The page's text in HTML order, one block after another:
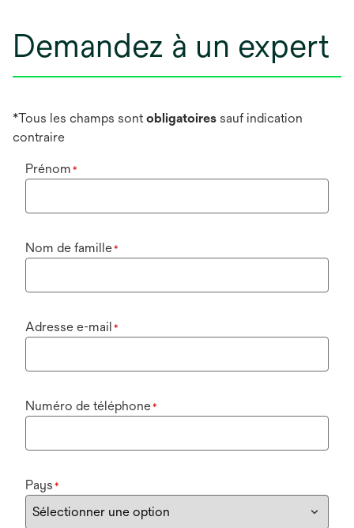
Demandez à un expert
*Tous les champs sontobligatoires sauf indication
contraire
Prénom *
Nom de famille*
Adresse e-mail *
Numéro de téléphone*
Pays *